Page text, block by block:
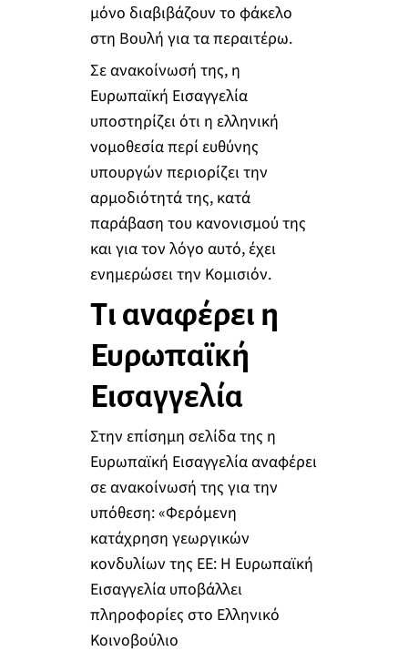
μόνο διαβιβάζουν το φάκελο
στη Βουλή για τα περαιτέρω.
Σε ανακοίνωσή της, η
Ευρωπαϊκή Εισαγγελία
υποστηρίζει ότι η ελληνική
νομοθεσία περί ευθύνης
υπουργών περιορίζει την
αρμοδιότητά της, κατά
παράβαση του κανονισμού της
και για τον λόγο αυτό, έχει
ενημερώσει την Κομισιόν.
Τι αναφέρει η
Ευρωπαϊκή
Εισαγγελία
Στην επίσημη σελίδα της η
Ευρωπαϊκή Εισαγγελία αναφέρει
σε ανακοίνωσή της για την
υπόθεση: «Φερόμενη
κατάχρηση γεωργικών
κονδυλίων της ΕΕ: Η Ευρωπαϊκή
Εισαγγελία υποβάλλει
πληροφορίες στο Ελληνικό
Κοινοβούλιο